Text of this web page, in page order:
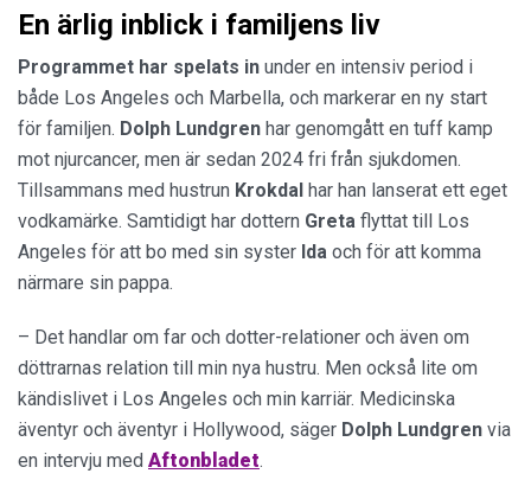
En ärlig inblick i familjens liv
Programmet har spelats in under en intensiv period i
både Los Angeles och Marbella, och markerar en ny start
för familjen. Dolph Lundgren har genomgått en tuff kamp
mot njurcancer, men är sedan 2024 fri från sjukdomen.
Tillsammans med hustrun Krokdal har han lanserat ett eget
vodkamärke. Samtidigt har dottern Greta flyttat till Los
Angeles för att bo med sin syster Ida och för att komma
närmare sin pappa.
– Det handlar om far och dotter-relationer och även om
döttrarnas relation till min nya hustru. Men också lite om
kändislivet i Los Angeles och min karriär. Medicinska
äventyr och äventyr i Hollywood, säger Dolph Lundgren via
en intervju med Aftonbladet.